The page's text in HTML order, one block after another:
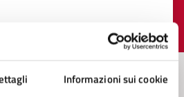
Informazioni sui cookie